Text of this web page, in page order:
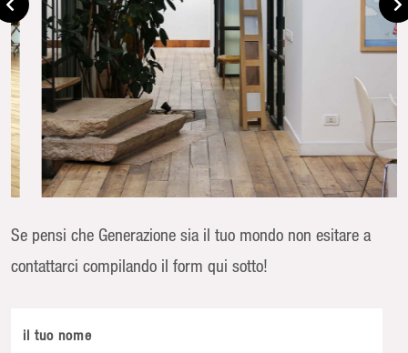
Se pensi che Generazione sia il tuo mondo non esitare a
contattarci compilando il form qui sotto!
il tuo nome